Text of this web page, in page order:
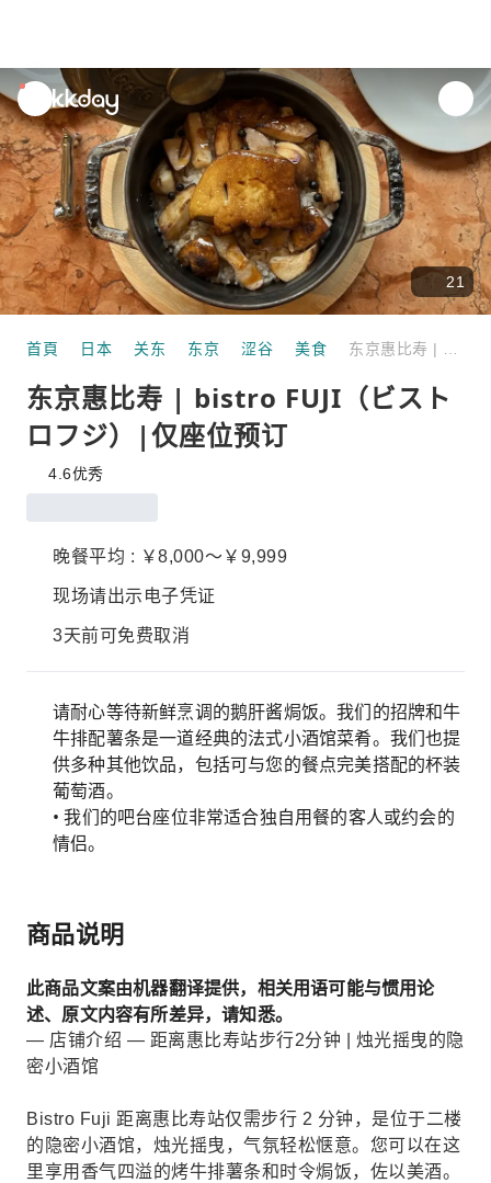
unread
notifications
21
首頁 日本 关东 东京 涩谷 美食
东京惠比寿 | bistro FUJI（ビスト
ロフジ）|仅座位预订
4.6优秀
晚餐平均 : ￥8,000～￥9,999
现场请出示电子凭证
3天前可免费取消
请耐心等待新鲜烹调的鹅肝酱焗饭。我们的招牌和牛
牛排配薯条是一道经典的法式小酒馆菜肴。我们也提
供多种其他饮品，包括可与您的餐点完美搭配的杯装
葡萄酒。
• 我们的吧台座位非常适合独自用餐的客人或约会的
情侣。
商品说明
此商品文案由机器翻译提供，相关用语可能与惯用论
述、原文内容有所差异，请知悉。
— 店铺介绍 — 距离惠比寿站步行2分钟 | 烛光摇曳的隐
密小酒馆
Bistro Fuji 距离惠比寿站仅需步行 2 分钟，是位于二楼
的隐密小酒馆，烛光摇曳，气氛轻松惬意。您可以在这
里享用香气四溢的烤牛排薯条和时令焗饭，佐以美酒。